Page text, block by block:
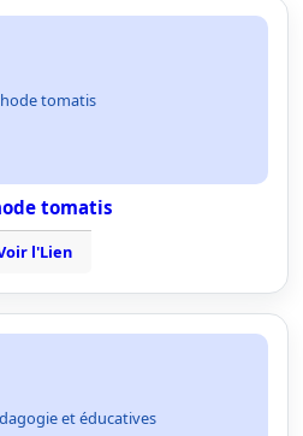
tomatis
tomatis
l'Lien
et éducatives